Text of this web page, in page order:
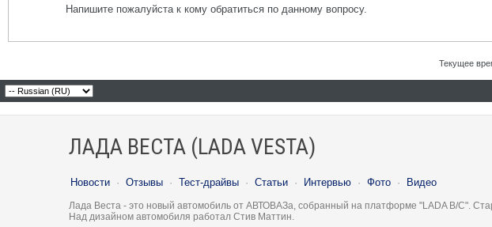
Напишите пожалуйста к кому обратиться по данному вопросу.
Текущее
ЛАДА ВЕСТА (LADA VESTA)
Новости · Отзывы · Тест-драйвы · Статьи · Интервью · Фото · Видео
Лада Веста - это новый автомобиль от АВТОВАЗа, собранный на платформе "LADA B/C".
Над дизайном автомобиля работал Стив Маттин.